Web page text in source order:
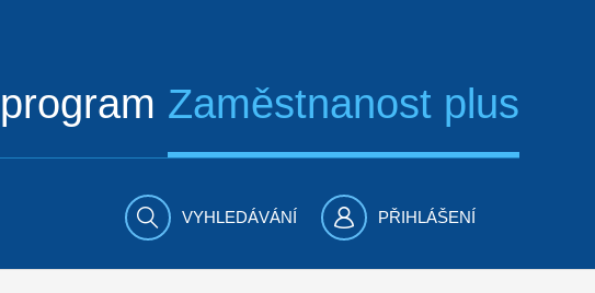
Zaměstnanost plus
VYHLEDÁVÁNÍ PŘIHLÁŠENÍ